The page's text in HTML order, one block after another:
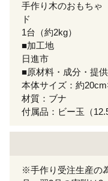
手作り木のおもち
ド
1台（約2kg）
■加工地
日進市
■原材料・成分・提
本体サイズ：約
材質：ブナ
付属品：ビー玉（
※手作り受注生産の